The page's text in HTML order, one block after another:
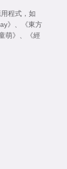
程式，如
》
《東方
萌》
《經